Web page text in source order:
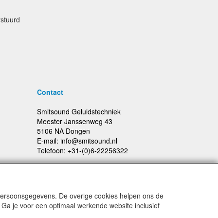
Contact
Smitsound Geluidstechniek
Meester Janssenweg 43
5106 NA Dongen
E-mail: info@smitsound.nl
Telefoon: +31-(0)6-22256322
Prijswijzigingen en typefouten voorbehouden
De overige cookies helpen ons de
je voor een optimaal werkende website inclusief